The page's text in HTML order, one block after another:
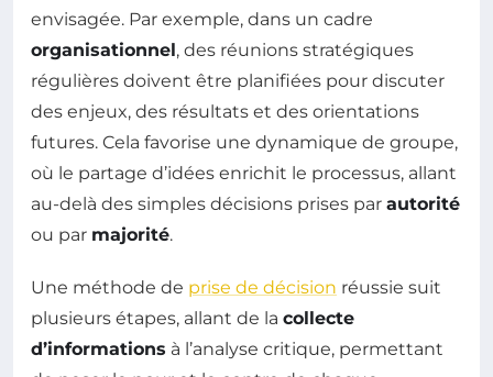
envisagée. Par exemple, dans un cadre
organisationnel, des réunions stratégiques
régulières doivent être planifiées pour discuter
des enjeux, des résultats et des orientations
futures. Cela favorise une dynamique de groupe,
où le partage d’idées enrichit le processus, allant
au-delà des simples décisions prises par autorité
ou par majorité.
Une méthode de prise de décision réussie suit
plusieurs étapes, allant de la collecte
d’informations à l’analyse critique, permettant